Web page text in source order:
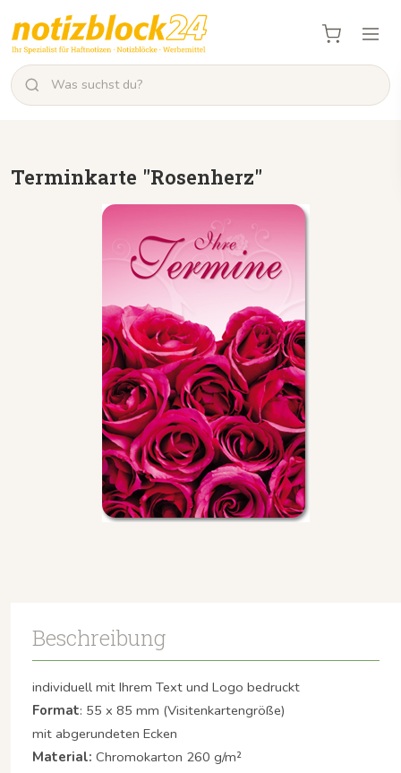
Terminkarte "Rosenherz"
Beschreibung
individuell mit Ihrem Text und Logo bedruckt
Format: 55 x 85 mm (Visitenkartengröße)
mit abgerundeten Ecken
Material: Chromokarton 260 g/m²